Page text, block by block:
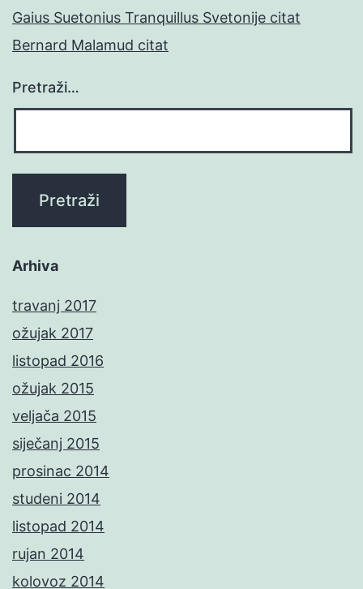
Gaius Suetonius Tranquillus Svetonije citat
Bernard Malamud citat
Pretraži…
Arhiva
travanj 2017
ožujak 2017
listopad 2016
ožujak 2015
veljača 2015
siječanj 2015
prosinac 2014
studeni 2014
listopad 2014
rujan 2014
kolovoz 2014